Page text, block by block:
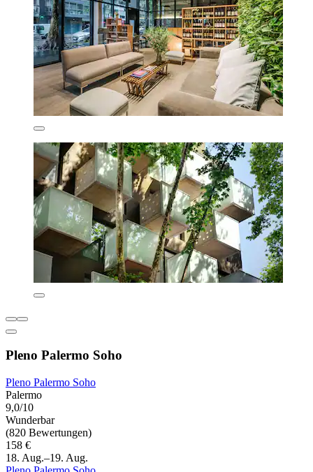
Pleno Palermo Soho
Pleno Palermo Soho
Palermo
9,0/10
Wunderbar
(820 Bewertungen)
158 €
18. Aug.–19. Aug.